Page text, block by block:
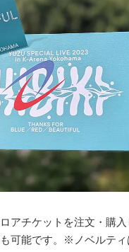
アチケットを注文・購入
可能です。※ノベルテ